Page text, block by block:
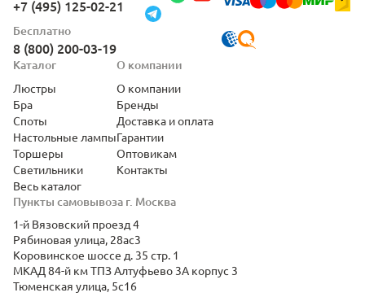
+7 (495) 125-02-21
Бесплатно
8 (800) 200-03-19
Пункты самовывоза г. Москва
1-й Вязовский проезд 4
Рябиновая улица, 28ас3
Коровинское шоссе д. 35 стр. 1
МКАД 84-й км ТПЗ Алтуфьево 3А корпус 3
Тюменская улица, 5с16
Каталог
Люстры
Бра
Споты
Настольные лампы
Торшеры
Светильники
Весь каталог
О компании
О компании
Бренды
Доставка и оплата
Гарантии
Оптовикам
Контакты